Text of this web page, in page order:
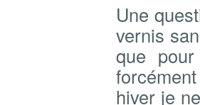
Une
vernis
que
hiver je